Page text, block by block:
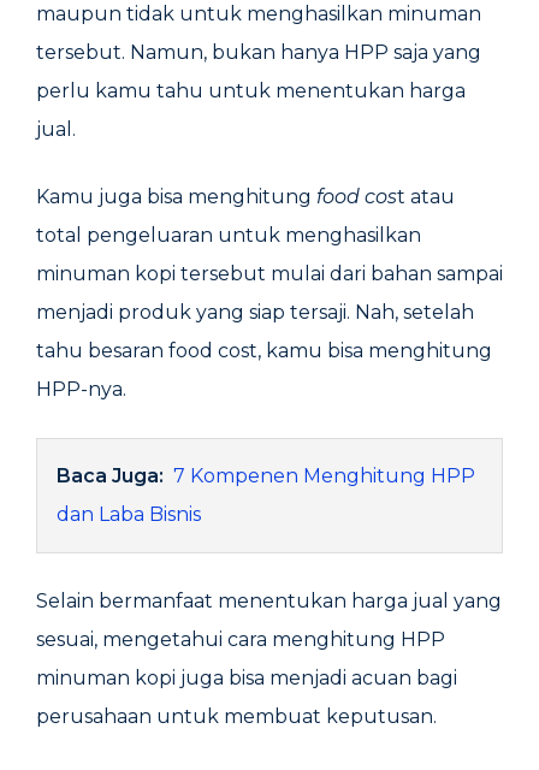
maupun tidak untuk menghasilkan minuman
tersebut. Namun, bukan hanya HPP saja yang
perlu kamu tahu untuk menentukan harga
jual.
Kamu juga bisa menghitung food cost atau
total pengeluaran untuk menghasilkan
minuman kopi tersebut mulai dari bahan sampai
menjadi produk yang siap tersaji. Nah, setelah
tahu besaran food cost, kamu bisa menghitung
HPP-nya.
Baca Juga: 7 Kompenen Menghitung HPP
dan Laba Bisnis
Selain bermanfaat menentukan harga jual yang
sesuai, mengetahui cara menghitung HPP
minuman kopi juga bisa menjadi acuan bagi
perusahaan untuk membuat keputusan.